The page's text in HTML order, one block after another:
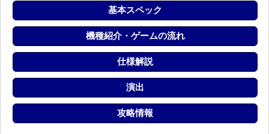
基本スペック
機種紹介・ゲームの流れ
仕様解説
演出
攻略情報